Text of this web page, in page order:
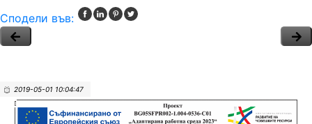
Сподели във:
2019-05-01 10:04:47